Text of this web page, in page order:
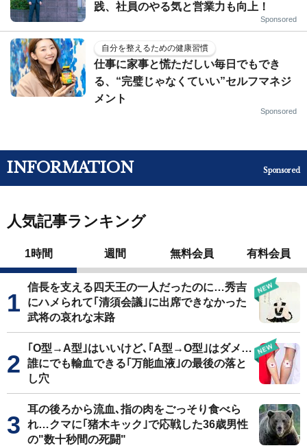
践、社員のやる気と営業力も向上！
Sponsored
自分を整えるための健康習慣
仕事に家事と慌ただしい毎日でもでき
る、“完璧じゃなくていい”セルフマネジ
メント
Sponsored
INFORMATION Sponsored
人気記事ランキング
1時間 週間 無料会員 有料会員
信長を支える四天王の一人だったのに…秀吉
にハメられて｢清須会議｣に出席できなかった
武将の哀れな末路
｢O型→A型｣はいいけど､｢A型→O型｣はダメ…
誰にでも輸血できる｢万能血液｣の最後の落と
し穴
耳の後ろから流血､指の肉をごっそり食べら
れ…クマに｢猪木キック｣で応戦した36歳男性
の"数十秒間の死闘"